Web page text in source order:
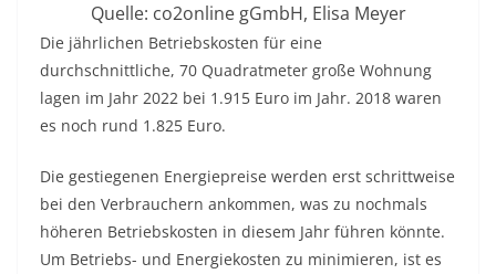
Quelle: co2online gGmbH, Elisa Meyer
Die jährlichen Betriebskosten für eine
durchschnittliche, 70 Quadratmeter große Wohnung
lagen im Jahr 2022 bei 1.915 Euro im Jahr. 2018 waren
es noch rund 1.825 Euro.
Die gestiegenen Energiepreise werden erst schrittweise
bei den Verbrauchern ankommen, was zu nochmals
höheren Betriebskosten in diesem Jahr führen könnte.
Um Betriebs- und Energiekosten zu minimieren, ist es